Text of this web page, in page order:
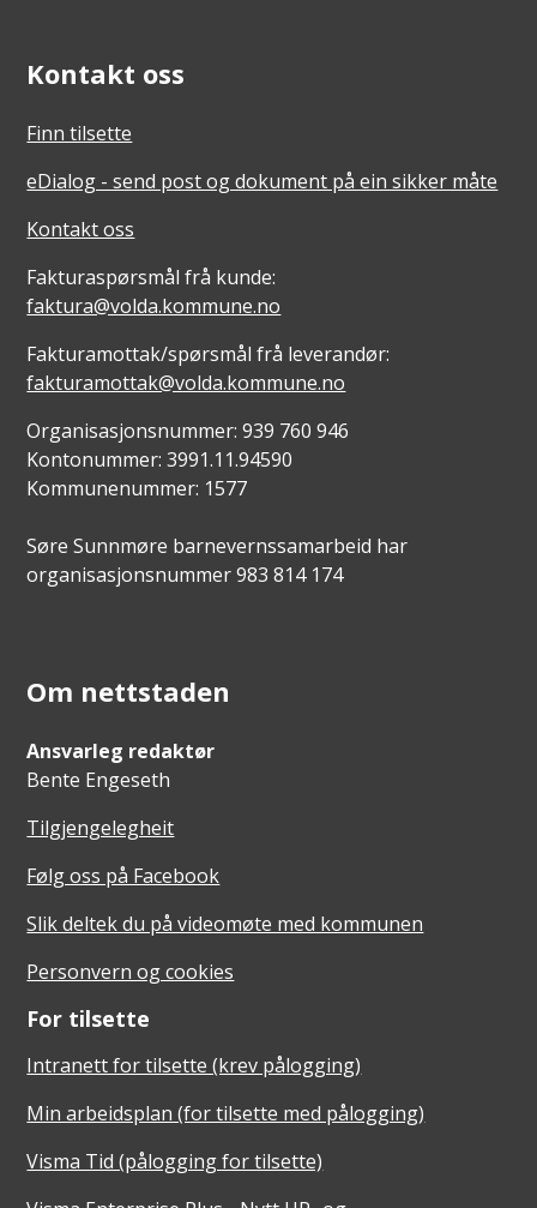
Kontakt oss
Finn tilsette
eDialog - send post og dokument på ein sikker måte
Kontakt oss
Fakturaspørsmål frå kunde:
faktura@volda.kommune.no
Fakturamottak/spørsmål frå leverandør:
fakturamottak@volda.kommune.no
Organisasjonsnummer: 939 760 946
Kontonummer: 3991.11.94590
Kommunenummer: 1577
Søre Sunnmøre barnevernssamarbeid har
organisasjonsnummer 983 814 174
Om nettstaden
Ansvarleg redaktør
Bente Engeseth
Tilgjengelegheit
Følg oss på Facebook
Slik deltek du på videomøte med kommunen
Personvern og cookies
For tilsette
Intranett for tilsette (krev pålogging)
Min arbeidsplan (for tilsette med pålogging)
Visma Tid (pålogging for tilsette)